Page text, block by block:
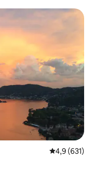
Note
4,9 (631)